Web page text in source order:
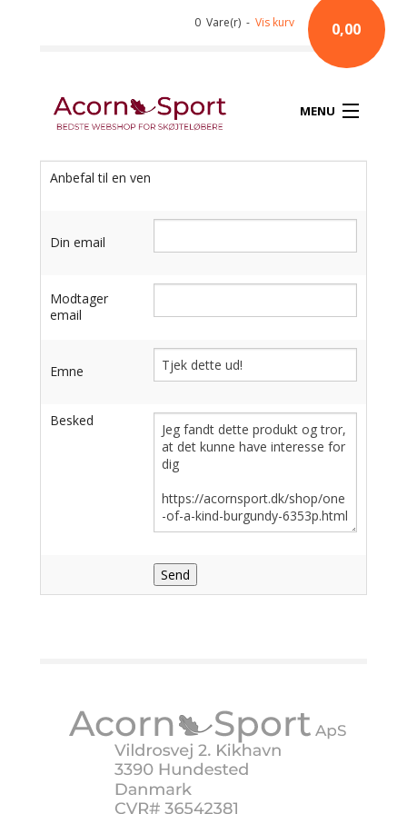
0 Vare(r) - Vis kurv 0,00
MENU
Anbefal til en ven
Din email
Modtager
email
Emne
Besked